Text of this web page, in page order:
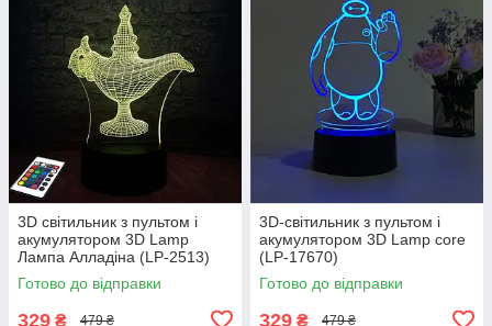
3D світильник з пультом і
акумулятором 3D Lamp
Лампа Алладіна (LP-2513)
Готово до відправки
329 ₴ 479 ₴
3D-світильник з пультом і
акумулятором 3D Lamp core
(LP-17670)
Готово до відправки
329 ₴ 479 ₴